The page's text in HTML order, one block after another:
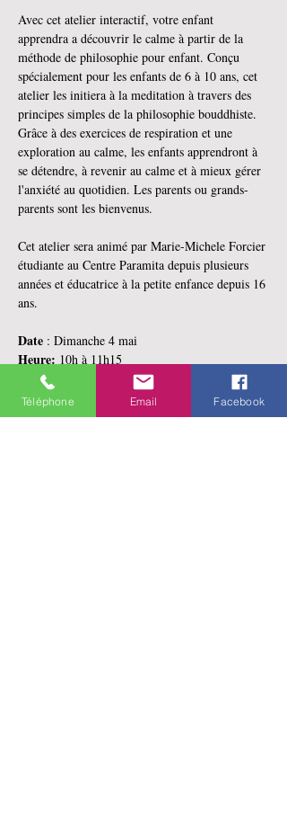
Avec cet atelier interactif, votre enfant
apprendra a découvrir le calme à partir de la
méthode de philosophie pour enfant. Conçu
spécialement pour les enfants de 6 à 10 ans, cet
atelier les initiera à la meditation à travers des
principes simples de la philosophie bouddhiste.
Grâce à des exercices de respiration et une
exploration au calme, les enfants apprendront à
se détendre, à revenir au calme et à mieux gérer
l'anxiété au quotidien. Les parents ou grands-
parents sont les bienvenus.
Cet atelier sera animé par Marie-Michele Forcier
étudiante au Centre Paramita depuis plusieurs
années et éducatrice à la petite enfance depuis 16
ans.
Date : Dimanche 4 mai
Heure: 10h à 11h15
Enseignante:
Marie-Michele Forcier
En lire plus >
Téléphone Email Facebook